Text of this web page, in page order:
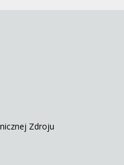
Zdroju